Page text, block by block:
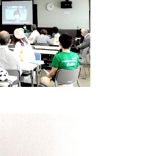
宮
スマス！」
ます。